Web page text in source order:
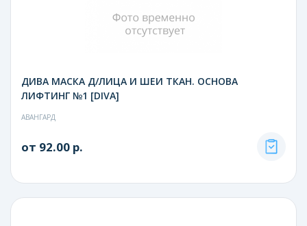
ДИВА МАСКА Д/ЛИЦА И ШЕИ ТКАН. ОСНОВА
ЛИФТИНГ №1 [DIVA]
АВАНГАРД
от 92.00 р.